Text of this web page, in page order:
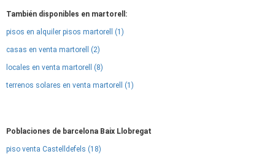
También disponibles en martorell:
pisos en alquiler pisos martorell (1)
casas en venta martorell (2)
locales en venta martorell (8)
terrenos solares en venta martorell (1)
Poblaciones de barcelona Baix Llobregat
piso venta Castelldefels (18)